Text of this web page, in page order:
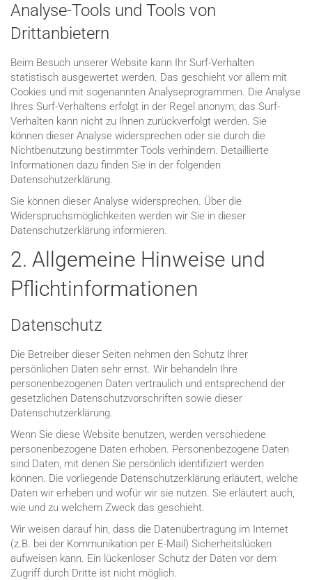
Analyse-Tools und Tools von
Drittanbietern
Beim Besuch unserer Website kann Ihr Surf-Verhalten
statistisch ausgewertet werden. Das geschieht vor allem mit
Cookies und mit sogenannten Analyseprogrammen. Die Analyse
Ihres Surf-Verhaltens erfolgt in der Regel anonym; das Surf-
Verhalten kann nicht zu Ihnen zurückverfolgt werden. Sie
können dieser Analyse widersprechen oder sie durch die
Nichtbenutzung bestimmter Tools verhindern. Detaillierte
Informationen dazu finden Sie in der folgenden
Datenschutzerklärung.
Sie können dieser Analyse widersprechen. Über die
Widerspruchsmöglichkeiten werden wir Sie in dieser
Datenschutzerklärung informieren.
2. Allgemeine Hinweise und
Pflichtinformationen
Datenschutz
Die Betreiber dieser Seiten nehmen den Schutz Ihrer
persönlichen Daten sehr ernst. Wir behandeln Ihre
personenbezogenen Daten vertraulich und entsprechend der
gesetzlichen Datenschutzvorschriften sowie dieser
Datenschutzerklärung.
Wenn Sie diese Website benutzen, werden verschiedene
personenbezogene Daten erhoben. Personenbezogene Daten
sind Daten, mit denen Sie persönlich identifiziert werden
können. Die vorliegende Datenschutzerklärung erläutert, welche
Daten wir erheben und wofür wir sie nutzen. Sie erläutert auch,
wie und zu welchem Zweck das geschieht.
Wir weisen darauf hin, dass die Datenübertragung im Internet
(z.B. bei der Kommunikation per E-Mail) Sicherheitslücken
aufweisen kann. Ein lückenloser Schutz der Daten vor dem
Zugriff durch Dritte ist nicht möglich.